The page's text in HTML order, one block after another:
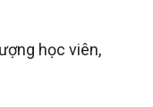
học viên,